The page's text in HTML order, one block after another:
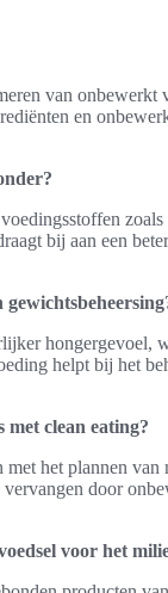
van
en
bij aan een
hongergevoel,
helpt bij het
clean eating?
het plannen
door
voor het